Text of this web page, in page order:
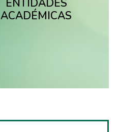
ENTIDADES
ACADÉMICAS